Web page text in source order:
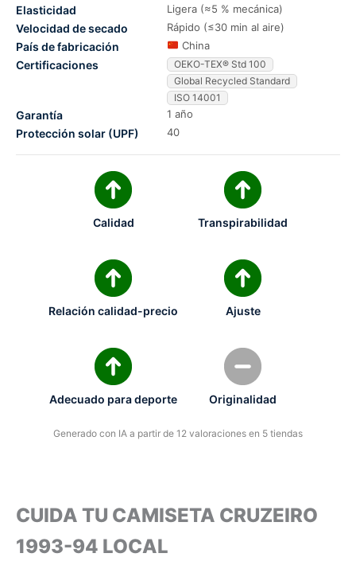
Elasticidad Ligera (≈5 % mecánica)
Velocidad de secado Rápido (≤30 min al aire)
País de fabricación China
Certificaciones
OEKO-TEX® Std 100
Global Recycled Standard
ISO 14001
Garantía 1 año
Protección solar (UPF) 40
Calidad Transpirabilidad
Relación calidad-precio Ajuste
Adecuado para deporte Originalidad
Generado con IA a partir de 12 valoraciones en 5 tiendas
CUIDA TU CAMISETA CRUZEIRO
1993-94 LOCAL